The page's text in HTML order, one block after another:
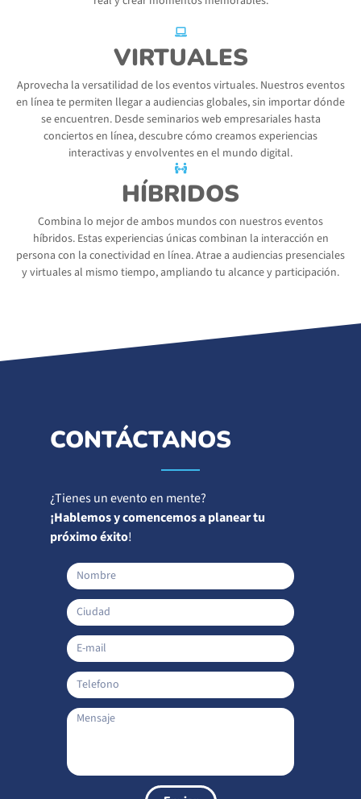
VIRTUALES
Aprovecha la versatilidad de los eventos virtuales. Nuestros eventos
en línea te permiten llegar a audiencias globales, sin importar dónde
se encuentren. Desde seminarios web empresariales hasta
conciertos en línea, descubre cómo creamos experiencias
interactivas y envolventes en el mundo digital.
HÍBRIDOS
Combina lo mejor de ambos mundos con nuestros eventos
híbridos. Estas experiencias únicas combinan la interacción en
persona con la conectividad en línea. Atrae a audiencias presenciales
y virtuales al mismo tiempo, ampliando tu alcance y participación.
CONTÁCTANOS
¿Tienes un evento en mente?
¡Hablemos y comencemos a planear tu
próximo éxito!